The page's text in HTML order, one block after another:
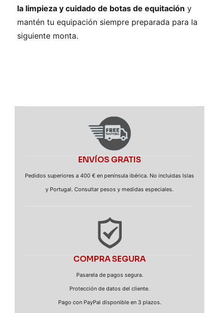
la limpieza y cuidado de botas de equitación y
mantén tu equipación siempre preparada para la
siguiente monta.
ENVÍOS GRATIS
Pedidos superiores a 400 € en península ibérica. No incluidas Islas
y Portugal. Consultar pesos y medidas especiales.
COMPRA SEGURA
Pasarela de pagos segura.
Protección de datos del cliente.
Pago con PayPal disponible en 3 plazos.